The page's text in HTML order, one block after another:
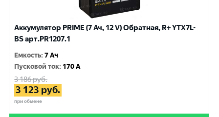
Аккумулятор PRIME (7 Ач, 12 V) Обратная, R+ YTX7L-
BS арт.PR1207.1
Емкость:7 Ач
Пусковой ток: 170 A
3 186руб.
3 123 руб.
при обмене